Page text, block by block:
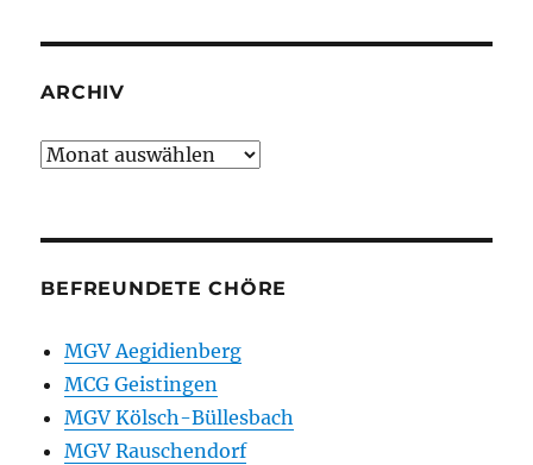
ARCHIV
Archiv
BEFREUNDETE CHÖRE
MGV Aegidienberg
MCG Geistingen
MGV Kölsch-Büllesbach
MGV Rauschendorf